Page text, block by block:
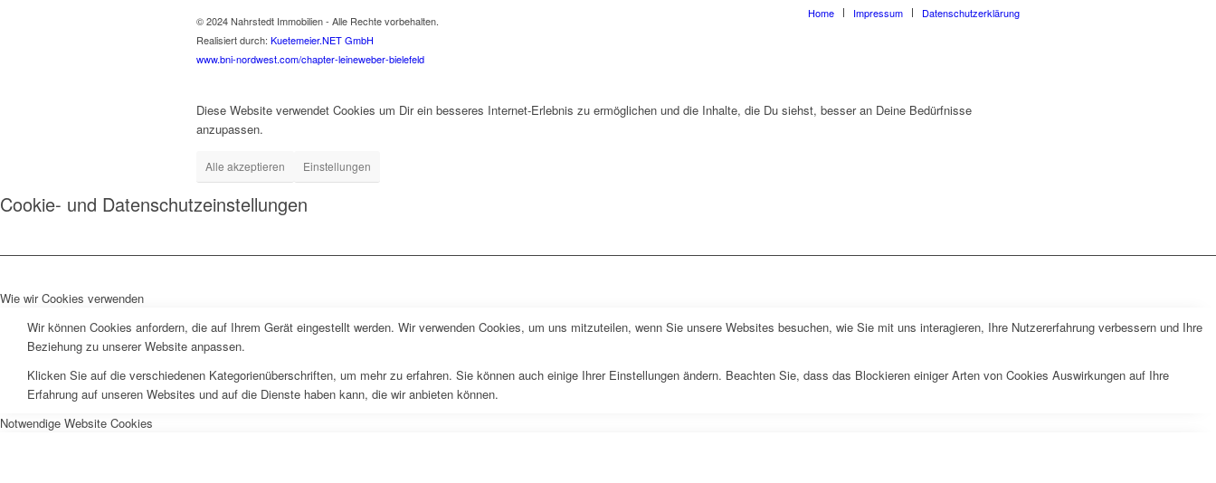
© 2024 Nahrstedt Immobilien - Alle Rechte vorbehalten.
Realisiert durch: Kuetemeier.NET GmbH
www.bni-nordwest.com/chapter-leineweber-bielefeld
Home Impressum Datenschutzerklärung
Diese Website verwendet Cookies um Dir ein besseres Internet-Erlebnis zu ermöglichen und die Inhalte, die Du siehst, besser an Deine Bedürfnisse
anzupassen.
Alle akzeptieren Einstellungen
Cookie- und Datenschutzeinstellungen
Wie wir Cookies verwenden
Wir können Cookies anfordern, die auf Ihrem Gerät eingestellt werden. Wir verwenden Cookies, um uns mitzuteilen, wenn Sie unsere Websites besuchen, wie Sie mit uns interagieren, Ihre Nutzererfahrung verbessern und Ihre
Beziehung zu unserer Website anpassen.
Klicken Sie auf die verschiedenen Kategorienüberschriften, um mehr zu erfahren. Sie können auch einige Ihrer Einstellungen ändern. Beachten Sie, dass das Blockieren einiger Arten von Cookies Auswirkungen auf Ihre
Erfahrung auf unseren Websites und auf die Dienste haben kann, die wir anbieten können.
Notwendige Website Cookies